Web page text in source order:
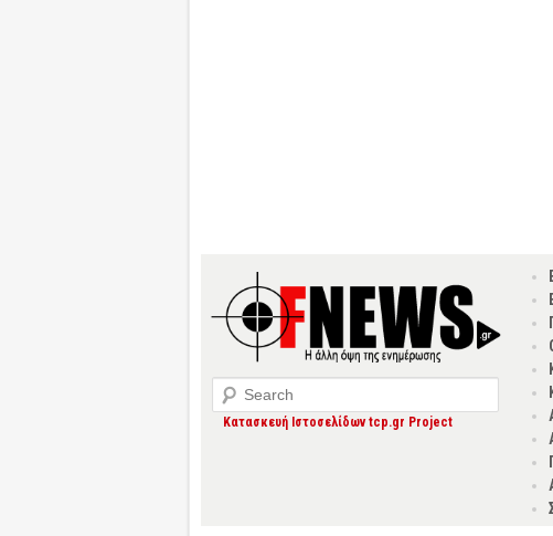
Search
Κατασκευή Ιστοσελίδων tcp.gr Project